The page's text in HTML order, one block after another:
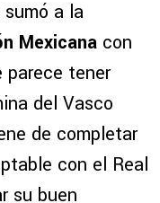
a la
Mexicana con
parece tener
del Vasco
de completar
con el Real
su buen